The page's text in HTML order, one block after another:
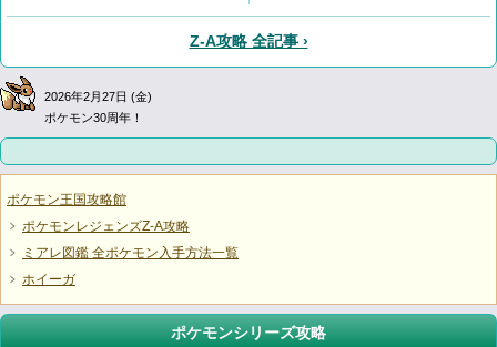
Z-A攻略 全記事 ›
2026年2月27日 (金)
ポケモン30周年！
ポケモン王国攻略館
ポケモンレジェンズZ-A攻略
ミアレ図鑑 全ポケモン入手方法一覧
ホイーガ
ポケモンシリーズ攻略